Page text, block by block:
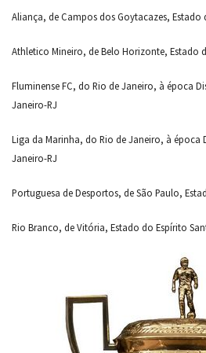
Aliança, de Campos dos Goytacazes, Estado
Athletico Mineiro, de Belo Horizonte, Estado
Fluminense FC, do Rio de Janeiro, à época
Janeiro-RJ
Liga da Marinha, do Rio de Janeiro, à época
Janeiro-RJ
Portuguesa de Desportos, de São Paulo,
Rio Branco, de Vitória, Estado do Espírito